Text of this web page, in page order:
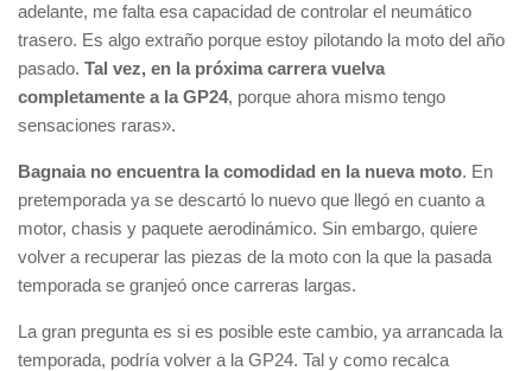
adelante, me falta esa capacidad de controlar el neumático
trasero. Es algo extraño porque estoy pilotando la moto del año
pasado. Tal vez, en la próxima carrera vuelva
completamente a la GP24, porque ahora mismo tengo
sensaciones raras».
Bagnaia no encuentra la comodidad en la nueva moto. En
pretemporada ya se descartó lo nuevo que llegó en cuanto a
motor, chasis y paquete aerodinámico. Sin embargo, quiere
volver a recuperar las piezas de la moto con la que la pasada
temporada se granjeó once carreras largas.
La gran pregunta es si es posible este cambio, ya arrancada la
temporada, podría volver a la GP24. Tal y como recalca